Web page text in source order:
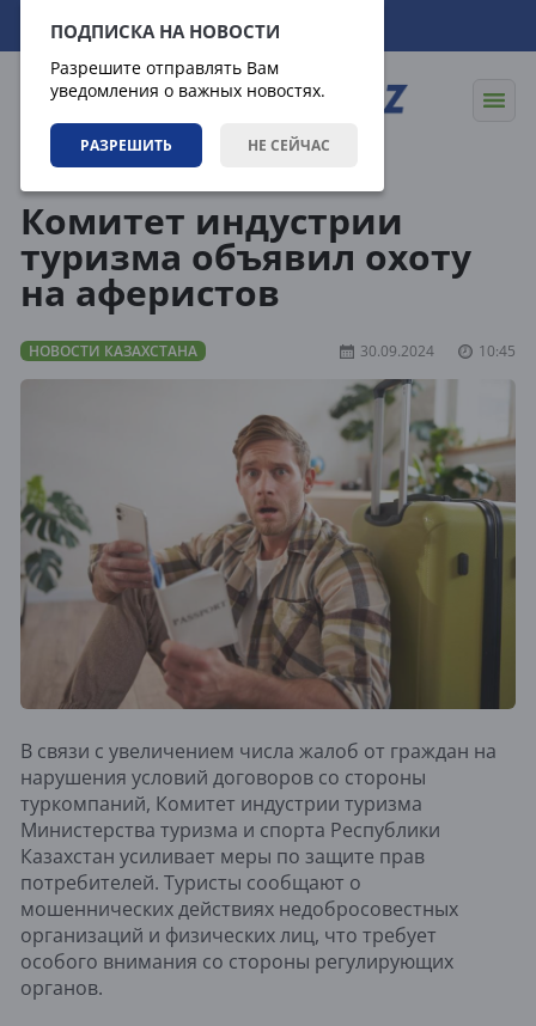
ПОДПИСКА НА НОВОСТИ
Разрешите отправлять Вам
уведомления о важных новостях.
РАЗРЕШИТЬ НЕ СЕЙЧАС
06.08.2026 22:12:05
Комитет индустрии
туризма объявил охоту
на аферистов
НОВОСТИ КАЗАХСТАНА 30.09.2024 10:45
В связи с увеличением числа жалоб от граждан на
нарушения условий договоров со стороны
туркомпаний, Комитет индустрии туризма
Министерства туризма и спорта Республики
Казахстан усиливает меры по защите прав
потребителей. Туристы сообщают о
мошеннических действиях недобросовестных
организаций и физических лиц, что требует
особого внимания со стороны регулирующих
органов.